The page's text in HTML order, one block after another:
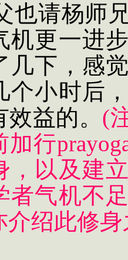
也请杨师
机更一进
几下，感
个小时后
益的。 (
加行
，以及建
者气机不
介绍此修